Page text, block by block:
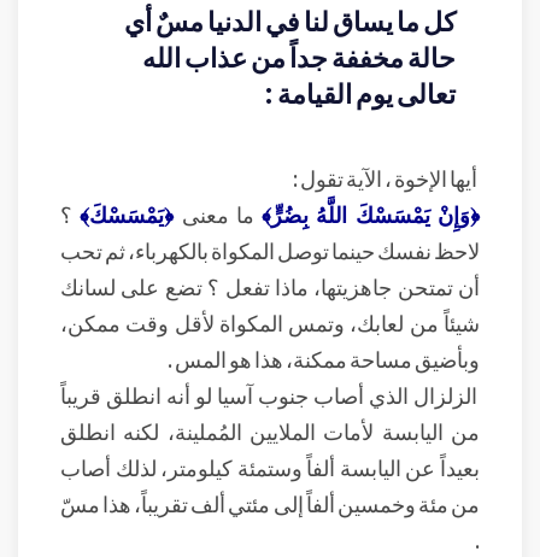
كل ما يساق لنا في الدنيا مسٌ أي
حالة مخففة جداً من عذاب الله
تعالى يوم القيامة :
أيها الإخوة ، الآية تقول :
﴿وَإِنْ يَمْسَسْكَ اللَّهُ بِضُرٍّ﴾ ما معنى ﴿يَمْسَسْكَ﴾ ؟
لاحظ نفسك حينما توصل المكواة بالكهرباء، ثم تحب
أن تمتحن جاهزيتها، ماذا تفعل ؟ تضع على لسانك
شيئاً من لعابك، وتمس المكواة لأقل وقت ممكن،
وبأضيق مساحة ممكنة، هذا هو المس .
الزلزال الذي أصاب جنوب آسيا لو أنه انطلق قريباً
من اليابسة لأمات الملايين المُملينة، لكنه انطلق
بعيداً عن اليابسة ألفاً وستمئة كيلومتر، لذلك أصاب
من مئة وخمسين ألفاً إلى مئتي ألف تقريباً، هذا مسّ
.